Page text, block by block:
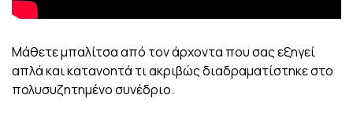
Μάθετε μπαλίτσα από τον άρχοντα που σας εξηγεί
απλά και κατανοητά τι ακριβώς διαδραματίστηκε στο
πολυσυζητημένο συνέδριο.